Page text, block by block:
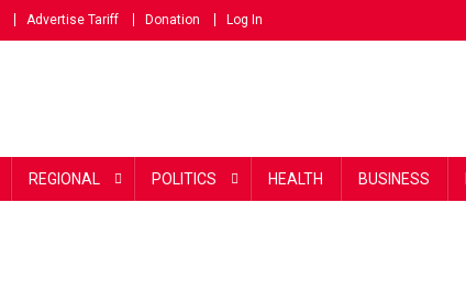
Advertise Tariff Donation Log In
REGIONAL POLITICS HEALTH BUSINESS